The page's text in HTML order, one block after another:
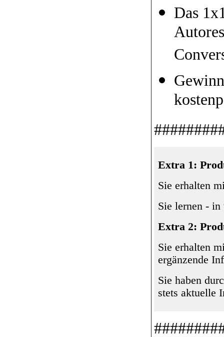
Das
Extra 1:
Sie erhalten
Sie lernen - in
Extra 2:
Sie erhalten
ergänzende
Sie haben
stets aktuelle